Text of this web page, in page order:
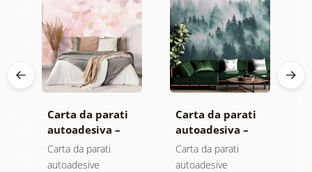
Carta da parati
autoadesiva –
Foglie con
sfumatura
Carta da parati
autoadesive
Carta da parati
autoadesiva –
Foresta nella
nebbia
Carta da parati
autoadesive